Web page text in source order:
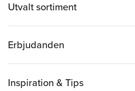
Utvalt sortiment
Erbjudanden
Inspiration & Tips